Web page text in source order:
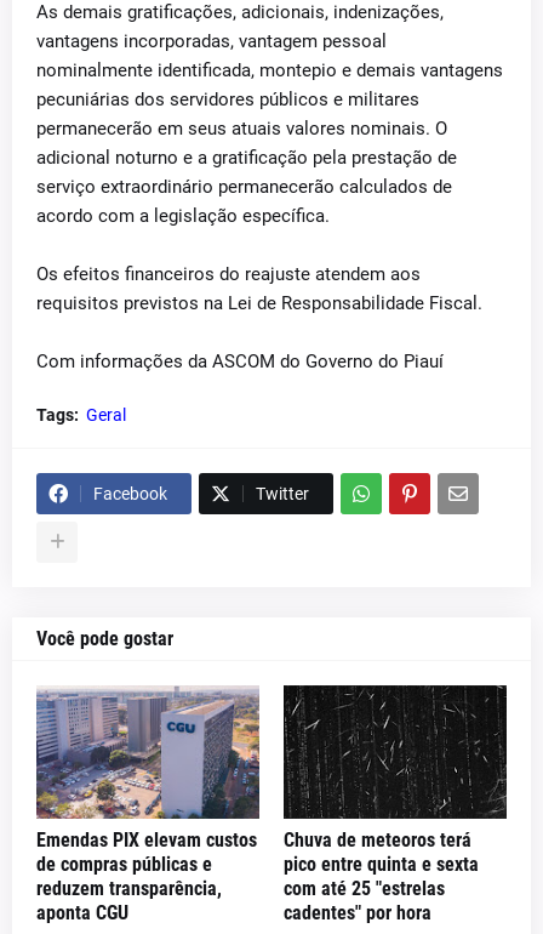
As demais gratificações, adicionais, indenizações,
vantagens incorporadas, vantagem pessoal
nominalmente identificada, montepio e demais vantagens
pecuniárias dos servidores públicos e militares
permanecerão em seus atuais valores nominais. O
adicional noturno e a gratificação pela prestação de
serviço extraordinário permanecerão calculados de
acordo com a legislação específica.
Os efeitos financeiros do reajuste atendem aos
requisitos previstos na Lei de Responsabilidade Fiscal.
Com informações da ASCOM do Governo do Piauí
Tags: Geral
Facebook Twitter
Você pode gostar
Emendas PIX elevam custos
de compras públicas e
reduzem transparência,
aponta CGU
Chuva de meteoros terá
pico entre quinta e sexta
com até 25 "estrelas
cadentes" por hora